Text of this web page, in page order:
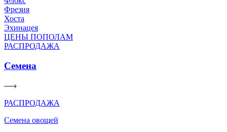
Фрезия
Хоста
Эхинацея
ЦЕНЫ ПОПОЛАМ
РАСПРОДАЖА
Семена
РАСПРОДАЖА
Семена овощей